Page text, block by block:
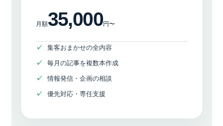
月額35,000円〜
集客おまかせの全内容
毎月の記事を複数本作成
情報発信・企画の相談
優先対応・専任支援